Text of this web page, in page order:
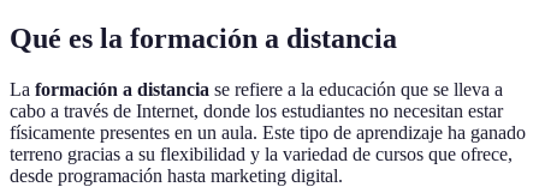
Qué es la formación a distancia
La formación a distancia se refiere a la educación que se lleva a
cabo a través de Internet, donde los estudiantes no necesitan estar
físicamente presentes en un aula. Este tipo de aprendizaje ha ganado
terreno gracias a su flexibilidad y la variedad de cursos que ofrece,
desde programación hasta marketing digital.